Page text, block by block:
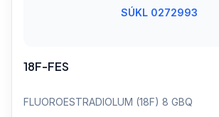
SÚKL 0272993
18F-FES
FLUOROESTRADIOLUM (18F) 8 GBQ